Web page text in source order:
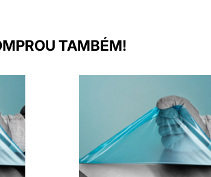
TAMBÉM!